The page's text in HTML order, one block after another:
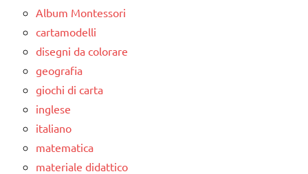
Album Montessori
cartamodelli
disegni da colorare
geografia
giochi di carta
inglese
italiano
matematica
materiale didattico